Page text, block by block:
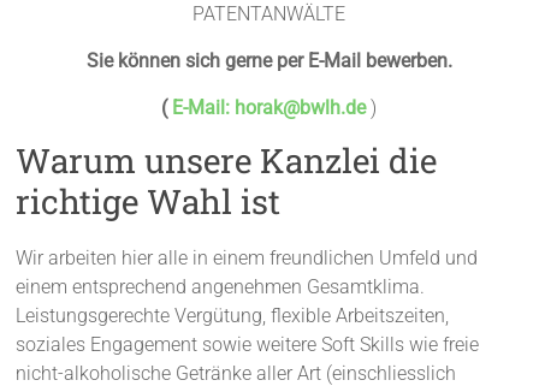
PATENTANWÄLTE
Sie können sich gerne per E-Mail bewerben.
( E-Mail: horak@bwlh.de)
Warum unsere Kanzlei die
richtige Wahl ist
Wir arbeiten hier alle in einem freundlichen Umfeld und
einem entsprechend angenehmen Gesamtklima.
Leistungsgerechte Vergütung, flexible Arbeitszeiten,
soziales Engagement sowie weitere Soft Skills wie freie
nicht-alkoholische Getränke aller Art (einschliesslich